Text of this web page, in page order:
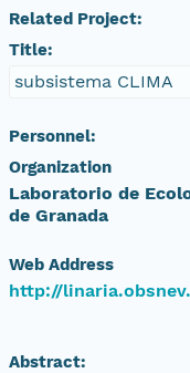
Related Project:
Title:
subsistema CLIMA
Personnel:
Organization
Laboratorio de
de Granada
Web Address
http://
Abstract: